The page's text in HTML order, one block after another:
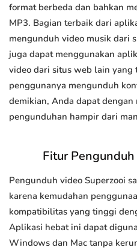
format berbeda dan bahkan
MP3. Bagian terbaik dari
mengunduh video musik dari
juga dapat menggunakan
video dari situs web lain yang
penggunanya mengunduh
demikian, Anda dapat
pengunduhan hampir dari
Fitur
Pengunduh video Superzooi
karena kemudahan
kompatibilitas yang tinggi
Aplikasi hebat ini dapat
Windows dan Mac tanpa